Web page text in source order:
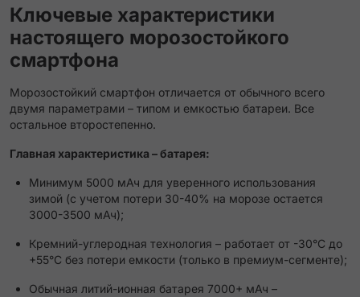
Ключевые характеристики
настоящего морозостойкого
смартфона
Морозостойкий смартфон отличается от обычного всего
двумя параметрами – типом и емкостью батареи. Все
остальное второстепенно.
Главная характеристика – батарея:
Минимум 5000 мАч для уверенного использования
зимой (с учетом потери 30-40% на морозе остается
3000-3500 мАч);
Кремний-углеродная технология – работает от -30°C до
+55°C без потери емкости (только в премиум-сегменте);
Обычная литий-ионная батарея 7000+ мАч –